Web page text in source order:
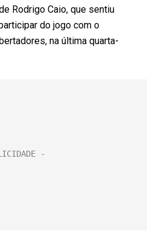
Rodrigo Caio, que sentiu
do jogo com o
na última quarta-